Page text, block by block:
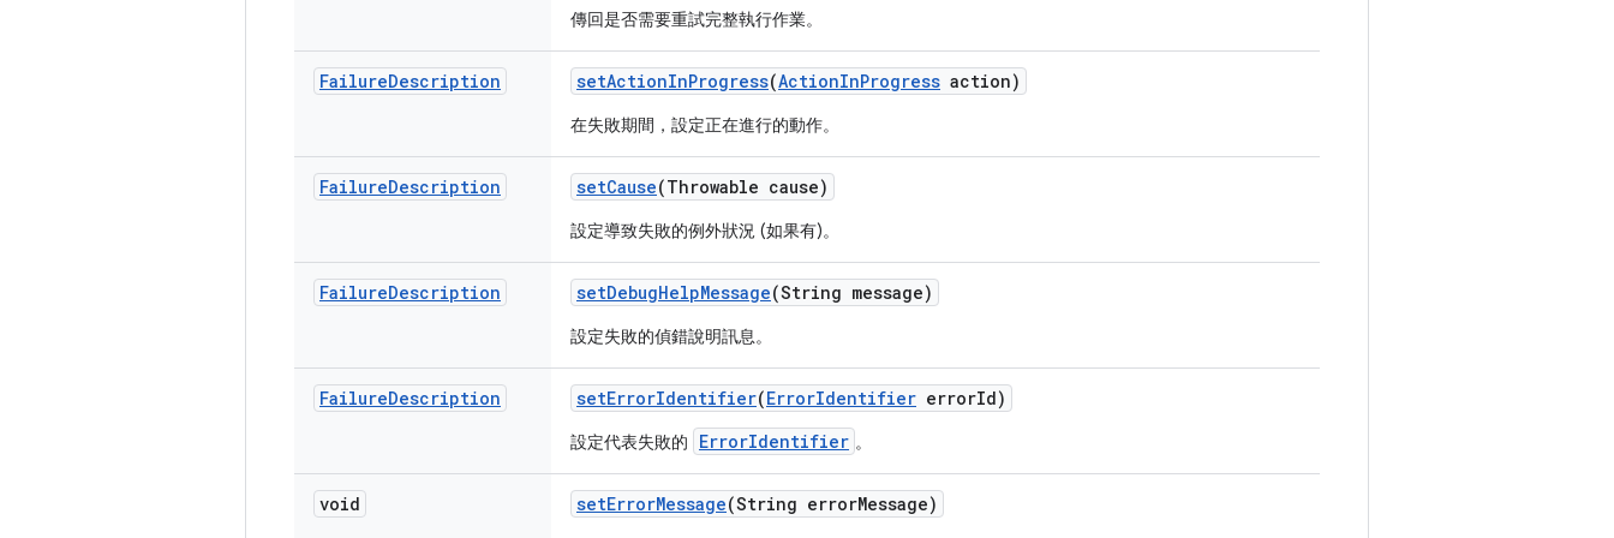
傳回是否需要重試完整執行作業。
FailureDescription setActionInProgress(ActionInProgress action)
在失敗期間，設定正在進行的動作。
FailureDescription setCause(Throwable cause)
設定導致失敗的例外狀況 (如果有)。
FailureDescription setDebugHelpMessage(String message)
設定失敗的偵錯說明訊息。
FailureDescription setErrorIdentifier(ErrorIdentifier errorId)
設定代表失敗的 ErrorIdentifier 。
void setErrorMessage(String errorMessage)